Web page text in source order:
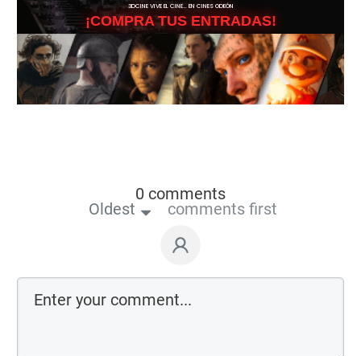
3DCINE VIVE EL CINE… EN CINES ODEÓN
¡COMPRA TUS ENTRADAS!
0 comments
Oldest comments first